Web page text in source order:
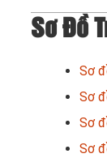
Sơ Đồ
Sơ
Sơ
Sơ
Sơ